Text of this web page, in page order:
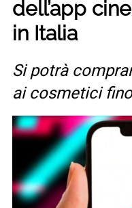
dell’app
in Italia
Si potrà
ai cosmetici